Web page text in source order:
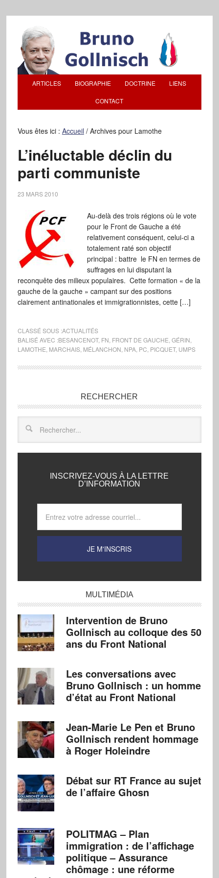
ARTICLES BIOGRAPHIE DOCTRINE LIENS
CONTACT
Vous êtes ici : Accueil /Archives pour Lamothe
L’inéluctable déclin du
parti communiste
23 MARS 2010
Au-delà des trois régions où le vote
pour le Front de Gauche a été
relativement conséquent, celui-ci a
totalement raté son objectif
principal : battre le FN en termes de
suffrages en lui disputant la
reconquête des milieux populaires. Cette formation « de la
gauche de la gauche » campant sur des positions
clairement antinationales et immigrationnistes, cette […]
CLASSÉ SOUS :ACTUALITÉS
BALISÉ AVEC :BESANCENOT, FN FRONT DE GAUCHE GÉRIN
LAMOTHE MARCHAIS, MÉLANCHON NPA, PC PICQUET, UMPS
RECHERCHER
INSCRIVEZ-VOUS À LA LETTRE
D’INFORMATION
MULTIMÉDIA
Intervention de Bruno
Gollnisch au colloque des 50
ans du Front National
Les conversations avec
Bruno Gollnisch : un homme
d’état au Front National
Jean-Marie Le Pen et Bruno
Gollnisch rendent hommage
à Roger Holeindre
Débat sur RT France au sujet
de l’affaire Ghosn
POLITMAG – Plan
immigration : de l’affichage
politique – Assurance
chômage : une réforme